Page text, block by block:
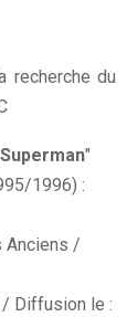
du
"
1996) :
Anciens /
/ Diffusion le :